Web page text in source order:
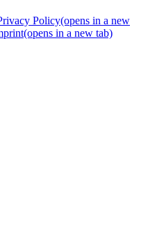
Policy(opens in a new
(opens in a new tab)